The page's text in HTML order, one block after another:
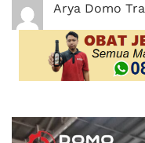
Arya Domo